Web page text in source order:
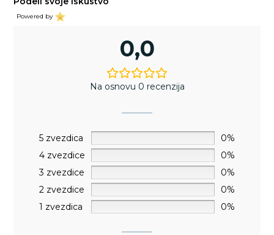
Powered by
0,0
Na osnovu 0 recenzija
5 zvezdica
0%
4 zvezdice
0%
3 zvezdice
0%
2 zvezdice
0%
1 zvezdica
0%